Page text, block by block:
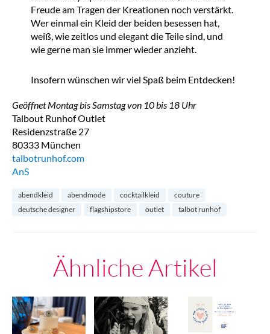
Freude am Tragen der Kreationen noch verstärkt.
Wer einmal ein Kleid der beiden besessen hat,
weiß, wie zeitlos und elegant die Teile sind, und
wie gerne man sie immer wieder anzieht.
Insofern wünschen wir viel Spaß beim Entdecken!
Geöffnet Montag bis Samstag von 10 bis 18 Uhr
Talbout Runhof Outlet
Residenzstraße 27
80333 München
talbotrunhof.com
AnS
abendkleid abendmode cocktailkleid
couture
deutsche designer
flagshipstore outlet talbot runhof
Ähnliche Artikel